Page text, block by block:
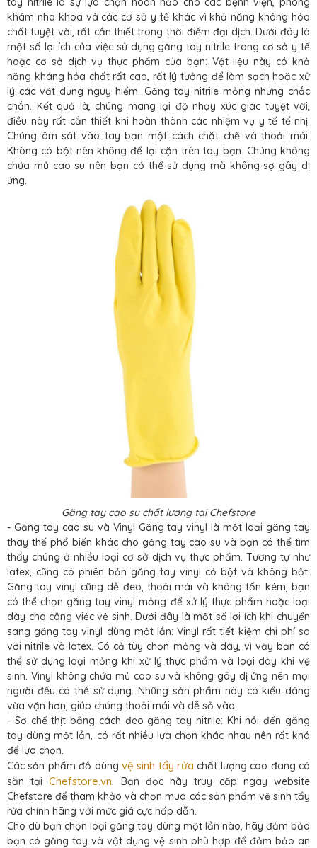
khám nha khoa và các cơ sở y tế khác vì khả năng kháng hóa
chất tuyệt vời, rất cần thiết trong thời điểm đại dịch. Dưới đây là
một số lợi ích của việc sử dụng găng tay nitrile trong cơ sở y tế
hoặc cơ sở dịch vụ thực phẩm của bạn: Vật liệu này có khả
năng kháng hóa chất rất cao, rất lý tưởng để làm sạch hoặc xử
lý các vật dụng nguy hiểm. Găng tay nitrile mỏng nhưng chắc
chắn. Kết quả là, chúng mang lại độ nhạy xúc giác tuyệt vời,
điều này rất cần thiết khi hoàn thành các nhiệm vụ y tế tế nhị.
Chúng ôm sát vào tay bạn một cách chặt chẽ và thoải mái.
Không có bột nên không để lại cặn trên tay bạn. Chúng không
chứa mủ cao su nên bạn có thể sử dụng mà không sợ gây dị
ứng.
Găng tay cao su chất lượng tại Chefstore
- Găng tay cao su và Vinyl Găng tay vinyl là một loại găng tay
thay thế phổ biến khác cho găng tay cao su và bạn có thể tìm
thấy chúng ở nhiều loại cơ sở dịch vụ thực phẩm. Tương tự như
latex, cũng có phiên bản găng tay vinyl có bột và không bột.
Găng tay vinyl cũng dễ đeo, thoải mái và không tốn kém, bạn
có thể chọn găng tay vinyl mỏng để xử lý thực phẩm hoặc loại
dày cho công việc vệ sinh. Dưới đây là một số lợi ích khi chuyển
sang găng tay vinyl dùng một lần: Vinyl rất tiết kiệm chi phí so
với nitrile và latex. Có cả tùy chọn mỏng và dày, vì vậy bạn có
thể sử dụng loại mỏng khi xử lý thực phẩm và loại dày khi vệ
sinh. Vinyl không chứa mủ cao su và không gây dị ứng nên mọi
người đều có thể sử dụng. Những sản phẩm này có kiểu dáng
vừa vặn hơn, giúp chúng thoải mái và dễ sỏ vào.
- Sơ chế thịt bằng cách đeo găng tay nitrile: Khi nói đến găng
tay dùng một lần, có rất nhiều lựa chọn khác nhau nên rất khó
để lựa chọn.
Các sản phẩm đồ dùng vệ sinh tẩy rửa chất lượng cao đang có
sẵn tạiChefstore.vn . Bạn đọc hãy truy cấp ngay website
Chefstore để tham khảo và chọn mua các sản phẩm vệ sinh tẩy
rửa chính hãng với mức giá cực hấp dẫn.
Cho dù bạn chọn loại găng tay dùng một lần nào, hãy đảm bảo
bạn có găng tay và vật dụng vệ sinh phù hợp để đảm bảo an